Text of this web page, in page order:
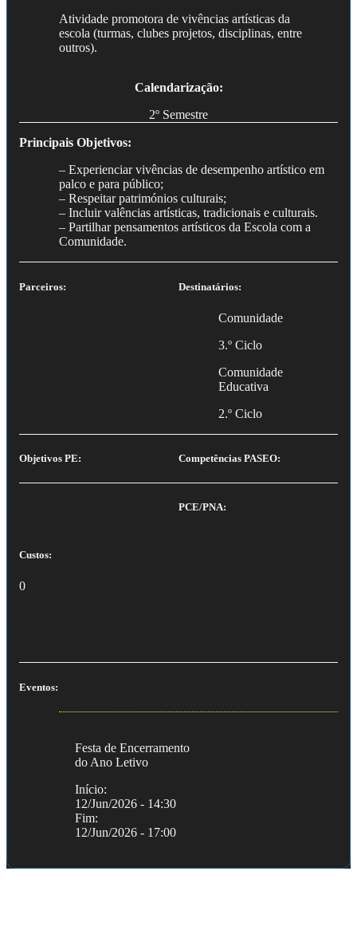
Atividade promotora de vivências artísticas da
escola (turmas, clubes projetos, disciplinas, entre
outros).
Calendarização:
2º Semestre
Principais Objetivos:
– Experienciar vivências de desempenho artístico em
palco e para público;
– Respeitar patrimónios culturais;
– Incluir valências artísticas, tradicionais e culturais.
– Partilhar pensamentos artísticos da Escola com a
Comunidade.
Parceiros: Destinatários:
Comunidade
3.º Ciclo
Comunidade
Educativa
2.º Ciclo
Objetivos PE: Competências PASEO:
Custos:
0
PCE/PNA:
Eventos:
Festa de Encerramento
do Ano Letivo
Início:
12/Jun/2026 - 14:30
Fim:
12/Jun/2026 - 17:00